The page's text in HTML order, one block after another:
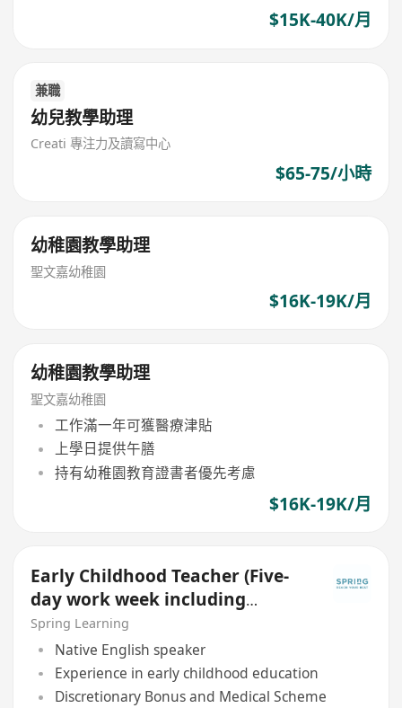
$15K-40K/月
兼職
幼兒教學助理
Creati 專注力及讀寫中心
$65-75/小時
幼稚園教學助理
聖文嘉幼稚園
$16K-19K/月
幼稚園教學助理
聖文嘉幼稚園
工作滿一年可獲醫療津貼
上學日提供午膳
持有幼稚園教育證書者優先考慮
$16K-19K/月
Early Childhood Teacher (Five-
day work week including
Saturday and Sunday)
Spring Learning
Native English speaker
Experience in early childhood education
Discretionary Bonus and Medical Scheme